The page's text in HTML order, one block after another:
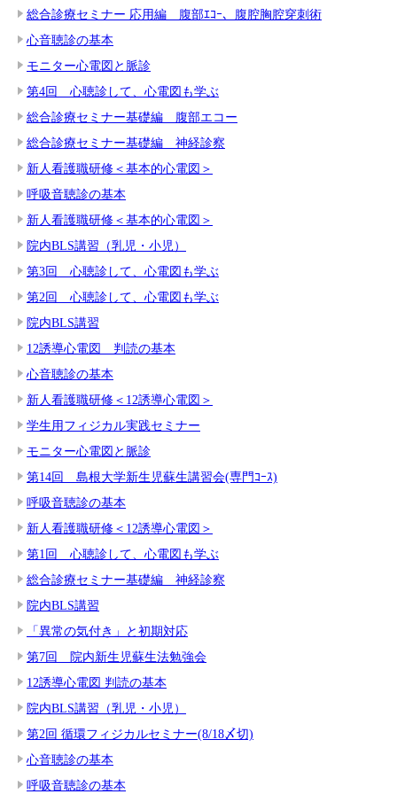
総合診療セミナー 応用編 腹部ｴｺｰ、腹腔胸腔穿刺術
心音聴診の基本
モニター心電図と脈診
第4回 心聴診して、心電図も学ぶ
総合診療セミナー基礎編 腹部エコー
総合診療セミナー基礎編 神経診察
新人看護職研修＜基本的心電図＞
呼吸音聴診の基本
新人看護職研修＜基本的心電図＞
院内BLS講習（乳児・小児）
第3回 心聴診して、心電図も学ぶ
第2回 心聴診して、心電図も学ぶ
院内BLS講習
12誘導心電図 判読の基本
心音聴診の基本
新人看護職研修＜12誘導心電図＞
学生用フィジカル実践セミナー
モニター心電図と脈診
第14回 島根大学新生児蘇生講習会(専門ｺｰｽ)
呼吸音聴診の基本
新人看護職研修＜12誘導心電図＞
第1回 心聴診して、心電図も学ぶ
総合診療セミナー基礎編 神経診察
院内BLS講習
「異常の気付き」と初期対応
第7回 院内新生児蘇生法勉強会
12誘導心電図 判読の基本
院内BLS講習（乳児・小児）
第2回 循環フィジカルセミナー(8/18〆切)
心音聴診の基本
呼吸音聴診の基本